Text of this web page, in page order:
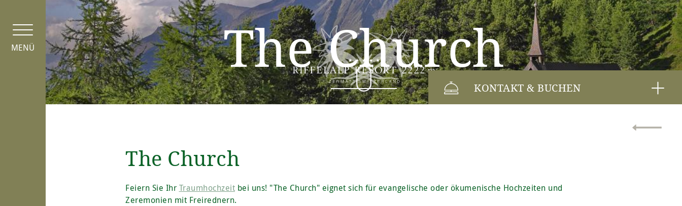
MENÜ The Church
KONTAKT & BUCHEN
The Church
Feiern Sie Ihr Traumhochzeit bei uns! "The Church" eignet sich für evangelische oder ökumenische Hochzeiten und
Zeremonien mit Freirednern.